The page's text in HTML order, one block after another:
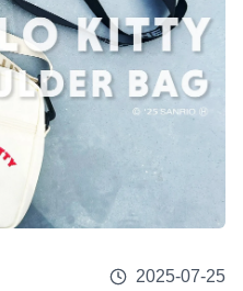
2025-07-25